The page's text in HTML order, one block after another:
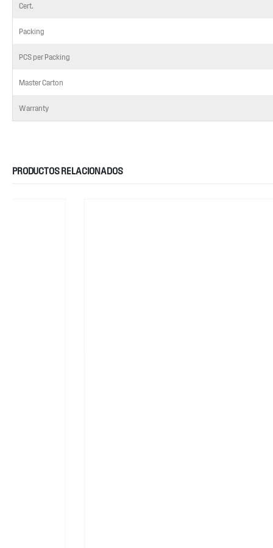
Cert.
Packing
PCS per Packing
Master Carton
Warranty
PRODUCTOS RELACIONADOS